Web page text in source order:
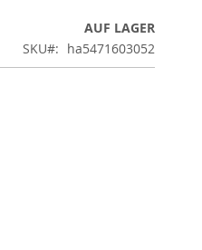
AUF LAGER
SKU
ha5471603052